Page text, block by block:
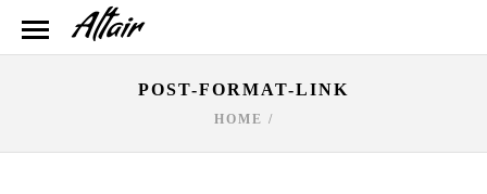
POST-FORMAT-LINK
HOME /